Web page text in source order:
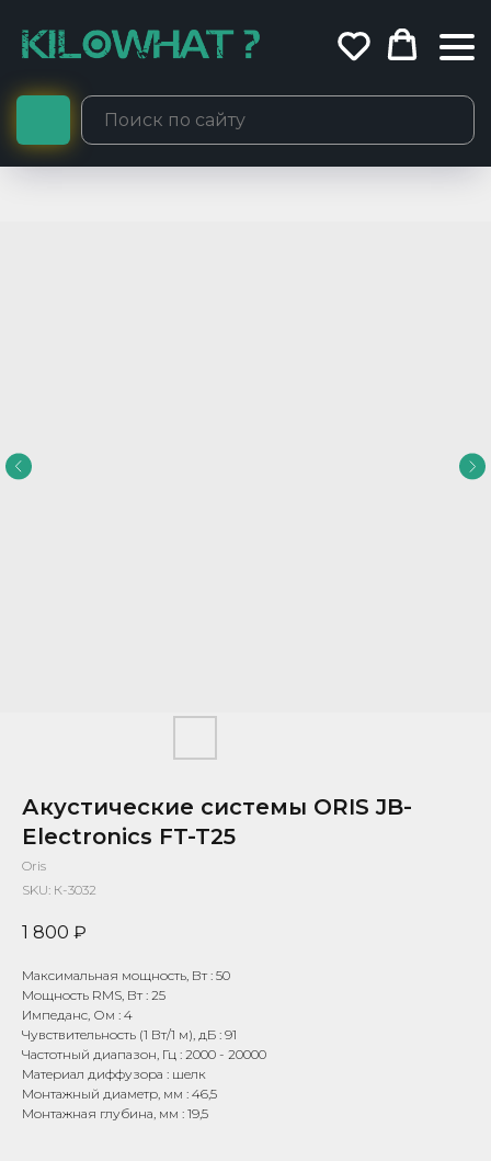
Акустические системы ORIS JB-
Electronics FT-T25
Oris
SKU: К-3032
1 800 ₽
Максимальная мощность, Вт : 50
Мощность RMS, Вт : 25
Импеданс, Ом : 4
Чувствительность (1 Вт/1 м), дБ : 91
Частотный диапазон, Гц : 2000 - 20000
Материал диффузора : шелк
Монтажный диаметр, мм : 46,5
Монтажная глубина, мм : 19,5